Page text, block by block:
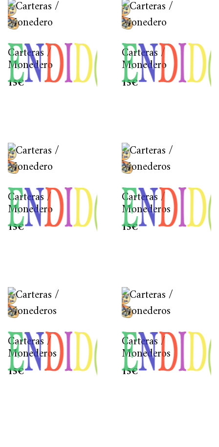
Carteras /
Monedero
15€
Carteras /
Monedero
15€
Carteras /
Monedero
15€
Carteras /
Monederos
15€
Carteras /
Monederos
15€
Carteras /
Monederos
15€